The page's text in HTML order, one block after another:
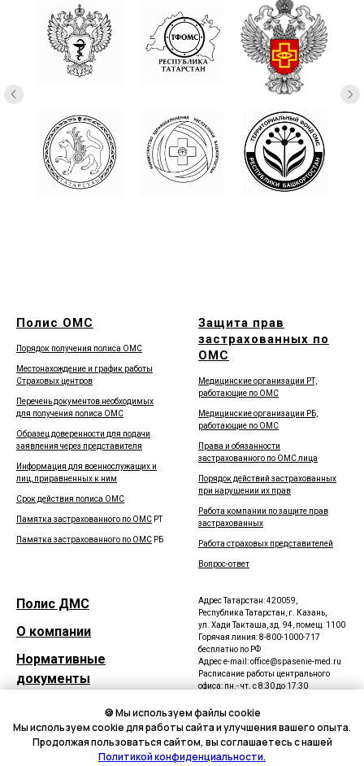
🍪 Мы используем файлы cookie
Мы используем cookie для работы сайта и улучшения вашего опыта.
Продолжая пользоваться сайтом, вы соглашаетесь с нашей
Политикой конфиденциальности.
Полис ОМС
Порядок получения полиса ОМС
Местонахождение и график работы
Страховых центров
Перечень документов необходимых
для получения полиса ОМС
Образец доверенности для подачи
заявления через представителя
Информация для военнослужащих и
лиц, приравненных к ним
Срок действия полиса ОМС
Памятка застрахованного по ОМС РТ
Памятка застрахованного по ОМС РБ
Защита прав
застрахованных по
ОМС
Медицинские организации РТ,
работающие по ОМС
Медицинские организации РБ,
работающие по ОМС
Права и обязанности
застрахованного по ОМС лица
Порядок действий застрахованных
при нарушении их прав
Работа компании по защите прав
застрахованных
Работа страховых представителей
Вопрос-ответ
Полис ДМС
О компании
Нормативные
документы
Адрес Татарстан: 420059,
Республика Татарстан, г. Казань,
ул. Хади Такташа, зд. 94, помещ. 1100
Горячая линия: 8-800-1000-717
бесплатно по РФ
Адрес e-mail: office@spasenie-med.ru
Расписание работы центрального
офиса: пн.- чт. с 8:30 до 17:30
сб. - вс. выходной
Адрес Башкортостан
Республика Башкортостан, г. Уфа, ул.
Достоевского, д. 100